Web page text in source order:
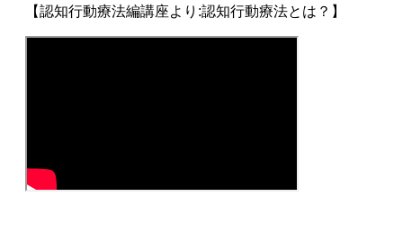
【認知行動療法編講座より:認知行動療法とは？】